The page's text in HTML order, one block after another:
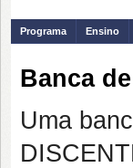
Programa Ensino
Banca
Uma